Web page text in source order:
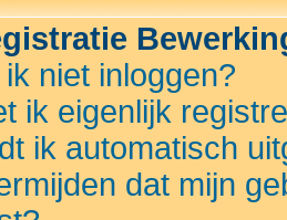
niet inloggen?
ik eigenlijk
ik automatisch
dat mijn